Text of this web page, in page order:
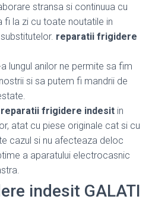
stransa si continuua cu
fi la zi cu toate noutatile in
reparatii frigidere
lungul anilor ne permite sa fim
si sa putem fi mandrii de
reparatii frigidere indesit in
atat cu piese originale cat si cu
cazul si nu afecteaza deloc
a aparatului electrocasnic
indesit GALATI